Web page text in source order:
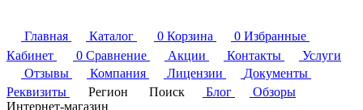
Главная Каталог 0 Корзина 0 Избранные
Кабинет
0 Сравнение Акции Контакты
Услуги
Отзывы
Компания Лицензии
Документы
Реквизиты
Регион Поиск Блог
Обзоры
Интернет-магазин